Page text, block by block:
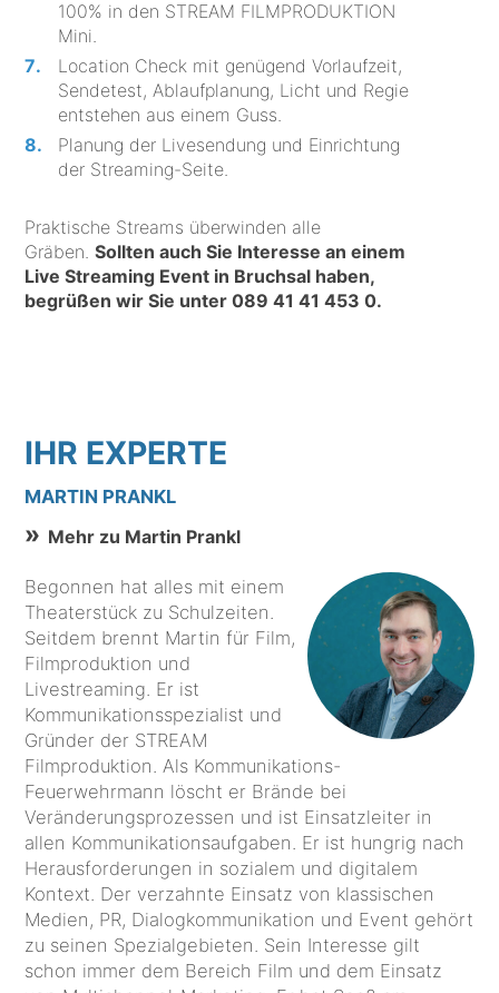
100% in den STREAM FILMPRODUKTION
Mini.
Location Check mit genügend Vorlaufzeit,
Sendetest, Ablaufplanung, Licht und Regie
entstehen aus einem Guss.
Planung der Livesendung und Einrichtung
der Streaming-Seite.
Praktische Streams überwinden alle
Gräben.Sollten auch Sie Interesse an einem
Live Streaming Event in Bruchsal haben,
begrüßen wir Sie unter089 41 41 453 0.
IHR EXPERTE
MARTIN PRANKL
Mehr zu Martin Prankl
Begonnen hat alles mit einem
Theaterstück zu Schulzeiten.
Seitdem brennt Martin für Film,
Filmproduktion und
Livestreaming. Er ist
Kommunikationsspezialist und
Gründer der STREAM
Filmproduktion. Als Kommunikations-
Feuerwehrmann löscht er Brände bei
Veränderungsprozessen und ist Einsatzleiter in
allen Kommunikationsaufgaben. Er ist hungrig nach
Herausforderungen in sozialem und digitalem
Kontext. Der verzahnte Einsatz von klassischen
Medien, PR, Dialogkommunikation und Event gehört
zu seinen Spezialgebieten. Sein Interesse gilt
schon immer dem Bereich Film und dem Einsatz